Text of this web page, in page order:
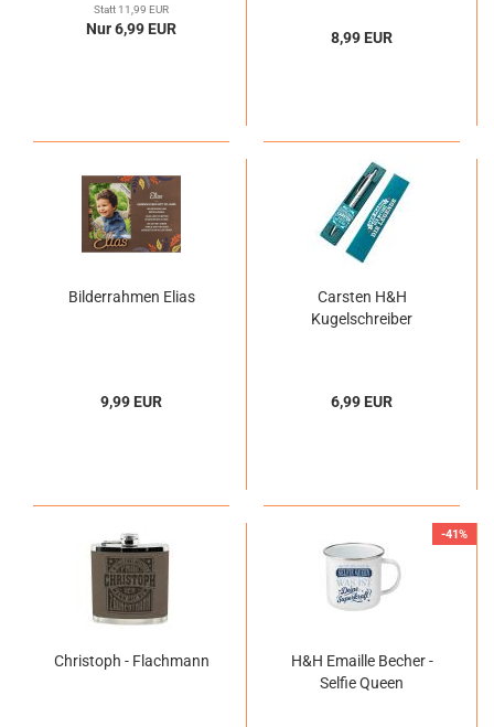
Statt 11,99 EUR
Nur 6,99 EUR 8,99 EUR
Bilderrahmen Elias
9,99 EUR
Carsten H&H
Kugelschreiber
6,99 EUR
Christoph - Flachmann
-41%
H&H Emaille Becher -
Selfie Queen